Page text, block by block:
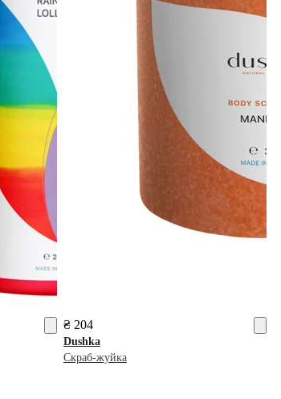
₴ 204
Dushka
Скраб-жуйка